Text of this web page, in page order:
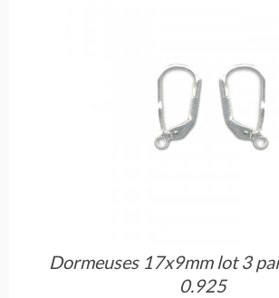
Dormeuses 17x9mm lot 3
0.925